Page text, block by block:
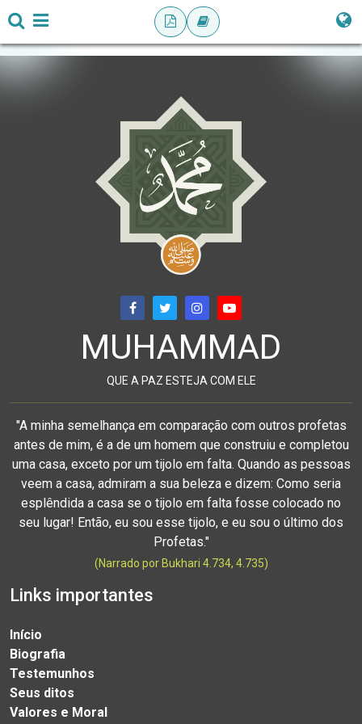
MUHAMMAD
QUE A PAZ ESTEJA COM ELE
"A minha semelhança em comparação com outros profetas
antes de mim, é a de um homem que construiu e completou
uma casa, exceto por um tijolo em falta. Quando as pessoas
veem a casa, admiram a sua beleza e dizem: Como seria
esplêndida a casa se o tijolo em falta fosse colocado no
seu lugar! Então, eu sou esse tijolo, e eu sou o último dos
Profetas."
(Narrado por Bukhari 4.734, 4.735)
Links importantes
Início
Biografia
Testemunhos
Seus ditos
Valores e Moral